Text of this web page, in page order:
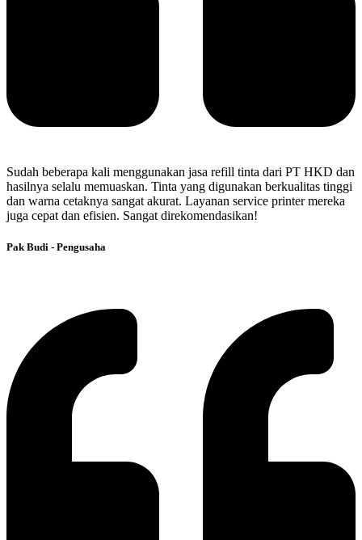
Sudah beberapa kali menggunakan jasa refill tinta dari PT HKD dan
hasilnya selalu memuaskan. Tinta yang digunakan berkualitas tinggi
dan warna cetaknya sangat akurat. Layanan service printer mereka
juga cepat dan efisien. Sangat direkomendasikan!
Pak Budi - Pengusaha